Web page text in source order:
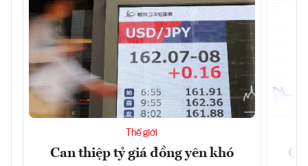
Thế giới
Can thiệp tỷ giá đồng yên khó